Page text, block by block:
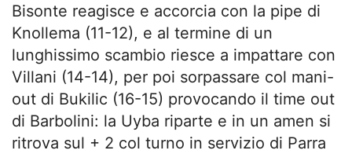
Bisonte reagisce e accorcia con la pipe di
Knollema (11-12), e al termine di un
lunghissimo scambio riesce a impattare con
Villani (14-14), per poi sorpassare col mani-
out di Bukilic (16-15) provocando il time out
di Barbolini: la Uyba riparte e in un amen si
ritrova sul + 2 col turno in servizio di Parra